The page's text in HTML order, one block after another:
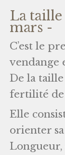
La
mars -
C’est le
vendange
De la
fertilité de
Elle
orienter